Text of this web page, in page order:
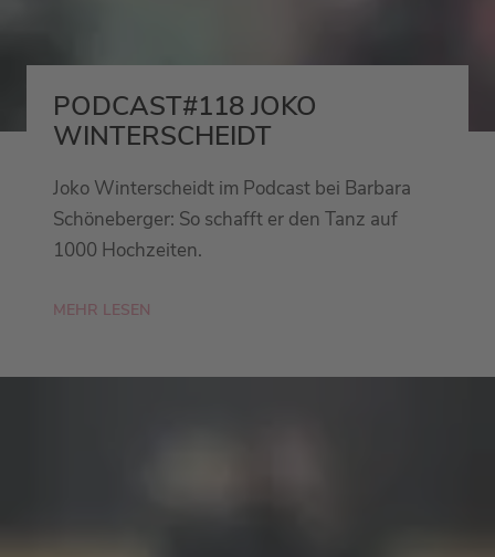
PODCAST#118 JOKO
WINTERSCHEIDT
Joko Winterscheidt im Podcast bei Barbara
Schöneberger: So schafft er den Tanz auf
1000 Hochzeiten.
MEHR LESEN